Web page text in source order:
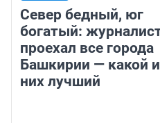
Север бедный, юг
богатый:
проехал все города
Башкирии — какой
них лучший